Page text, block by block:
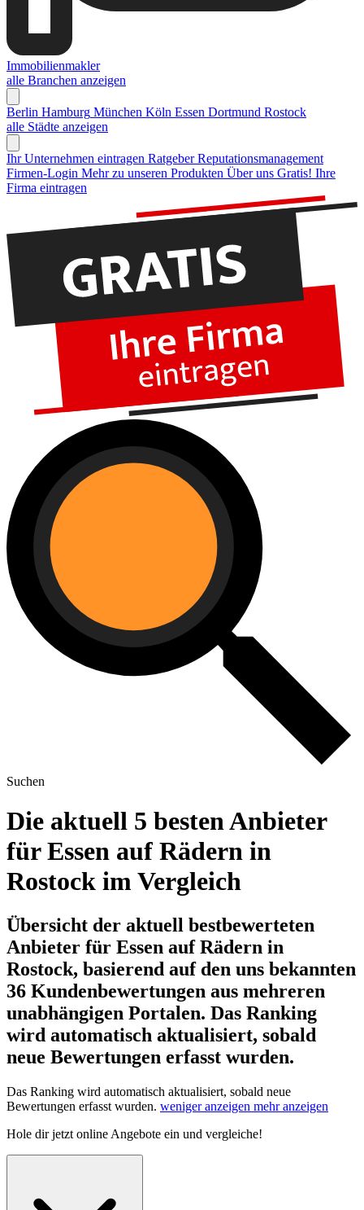
Immobilienmakler
alle Branchen anzeigen
Berlin Hamburg München Köln Essen Dortmund Rostock
alle Städte anzeigen
Ihr Unternehmen eintragen Ratgeber Reputationsmanagement
Firmen-Login Mehr zu unseren Produkten Über uns Gratis! Ihre
Firma eintragen
Suchen
Die aktuell 5 besten Anbieter
für Essen auf Rädern in
Rostock im Vergleich
Übersicht der aktuell bestbewerteten
Anbieter für Essen auf Rädern in
Rostock, basierend auf den uns bekannten
36 Kundenbewertungen aus mehreren
unabhängigen Portalen. Das Ranking
wird automatisch aktualisiert, sobald
neue Bewertungen erfasst wurden.
Das Ranking wird automatisch aktualisiert, sobald neue
Bewertungen erfasst wurden. weniger anzeigen mehr anzeigen
Hole dirjetzt online Angebote ein und vergleiche!